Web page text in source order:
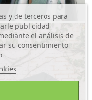
y de terceros para
publicidad
el análisis de
su consentimiento